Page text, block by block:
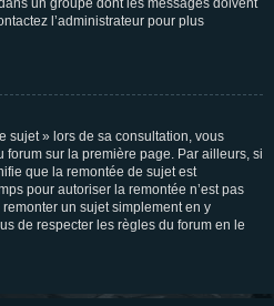
un groupe dont les messages doivent
l’administrateur pour plus
sujet » lors de sa consultation, vous
forum sur la première page. Par ailleurs, si
que la remontée de sujet est
pour autoriser la remontée n’est pas
un sujet simplement en y
de respecter les règles du forum en le